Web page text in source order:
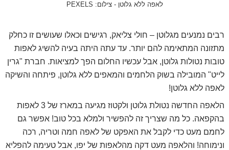
לאפה ללא גלוטן - צילום: PEXELS
רבים נמנעים מגלוטן – חולי צליאק, רגישים וכאלו שעושים זו כחלק
מתזונה המתאימה להם יותר. עד עתה היתה בעיה להשיג לאפות
טובות נטולות גלוטן, אבל עכשיו החלום הפך למציאות. חברת "גרין
לייט" המובילה בשוק הלחמים והמאפים ללא גלוטן, פיתחה והשיקה
לאפה ללא גלוטן!
הלאפה החדשה נטולת גלוטן ולקטוז מגיעה במארז של 3 לאפות
בהקפאה. כל מה שצריך זה להפשיר ולמלא בכל טוב! אפשר גם
לחמם מעט כדי לקבל את האפקט של לאפה חמה וטריה, רכה
ונימוחה! והלאפה מעט דקה מהלאפות של יפו, אבל טעימה להפליא